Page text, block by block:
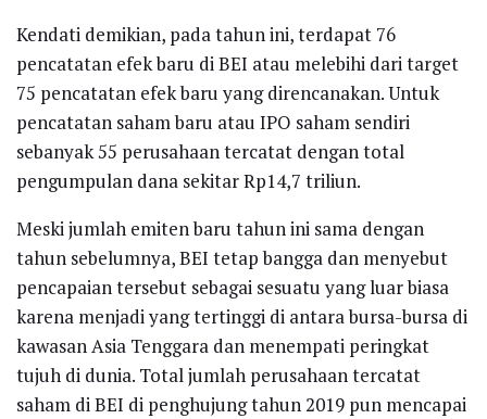
Kendati demikian, pada tahun ini, terdapat 76
pencatatan efek baru di BEI atau melebihi dari target
75 pencatatan efek baru yang direncanakan. Untuk
pencatatan saham baru atau IPO saham sendiri
sebanyak 55 perusahaan tercatat dengan total
pengumpulan dana sekitar Rp14,7 triliun.
Meski jumlah emiten baru tahun ini sama dengan
tahun sebelumnya, BEI tetap bangga dan menyebut
pencapaian tersebut sebagai sesuatu yang luar biasa
karena menjadi yang tertinggi di antara bursa-bursa di
kawasan Asia Tenggara dan menempati peringkat
tujuh di dunia. Total jumlah perusahaan tercatat
saham di BEI di penghujung tahun 2019 pun mencapai